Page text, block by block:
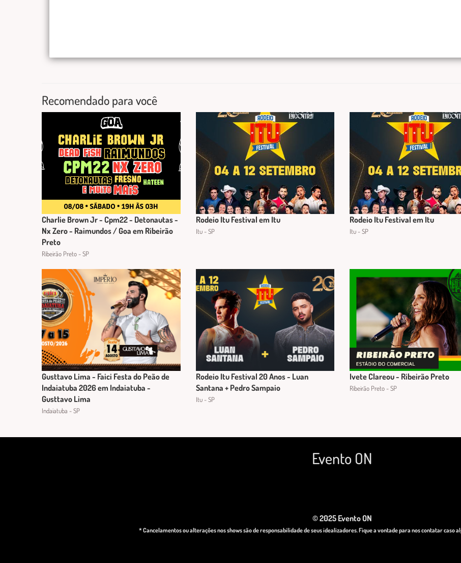
Recomendado para você
Charlie Brown Jr - Cpm22 - Detonautas -
Nx Zero - Raimundos / Goa em Ribeirão
Preto
Ribeirão Preto - SP
Rodeio Itu Festival em Itu
Itu - SP
Rodeio Itu Festival em Itu
Itu - SP
Gusttavo Lima - Faici Festa do Peão de
Indaiatuba 2026 em Indaiatuba -
Gusttavo Lima
Indaiatuba - SP
Rodeio Itu Festival 20 Anos - Luan
Santana + Pedro Sampaio
Itu - SP
Ivete Clareou - Ribeirão Preto
Ribeirão Preto - SP
Evento ON
© 2025 Evento ON
* Cancelamentos ou alterações nos shows são de responsabilidade de seus idealizadores. Fique a vontade para nos contatar caso